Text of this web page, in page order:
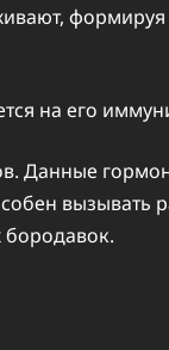
на его
Данные
вызывать